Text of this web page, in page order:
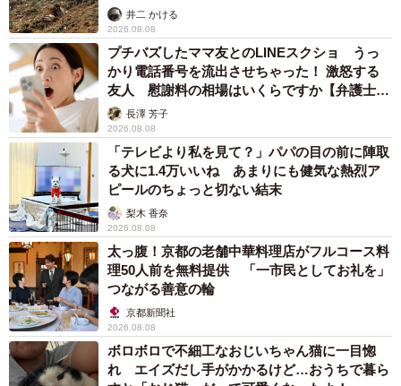
るか井二 かける
2026.08.08
プチバズしたママ友とのLINEスクショ うっ
かり電話番号を流出させちゃった！ 激怒する
友人 慰謝料の相場はいくらですか【弁護士が
解説】長澤 芳子
2026.08.08
「テレビより私を見て？」パパの目の前に陣取
る犬に1.4万いいね あまりにも健気な熱烈ア
ピールのちょっと切ない結末
梨木 香奈
2026.08.08
太っ腹！京都の老舗中華料理店がフルコース料
理50人前を無料提供 「一市民としてお礼を」
つながる善意の輪
京都新聞社
2026.08.08
ボロボロで不細工なおじいちゃん猫に一目惚
れ エイズだし手がかかるけど…おうちで暮ら